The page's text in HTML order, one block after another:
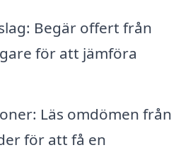
Begär offert från
för att jämföra
Läs omdömen från
för att få en